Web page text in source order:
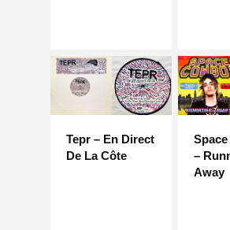
Tepr – En Direct
De La Côte
–
Away